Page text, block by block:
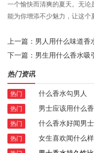
一个愉快而清爽的夏天。无
能为你增添不少魅力，让这个
上一篇： 男人用什么味道香
下一篇： 男生用什么香水吸
热门资讯
热门 什么香水勾男人
热门 男士应该用什么
热门 什么香水好闻男士
热门 女生喜欢闻什么